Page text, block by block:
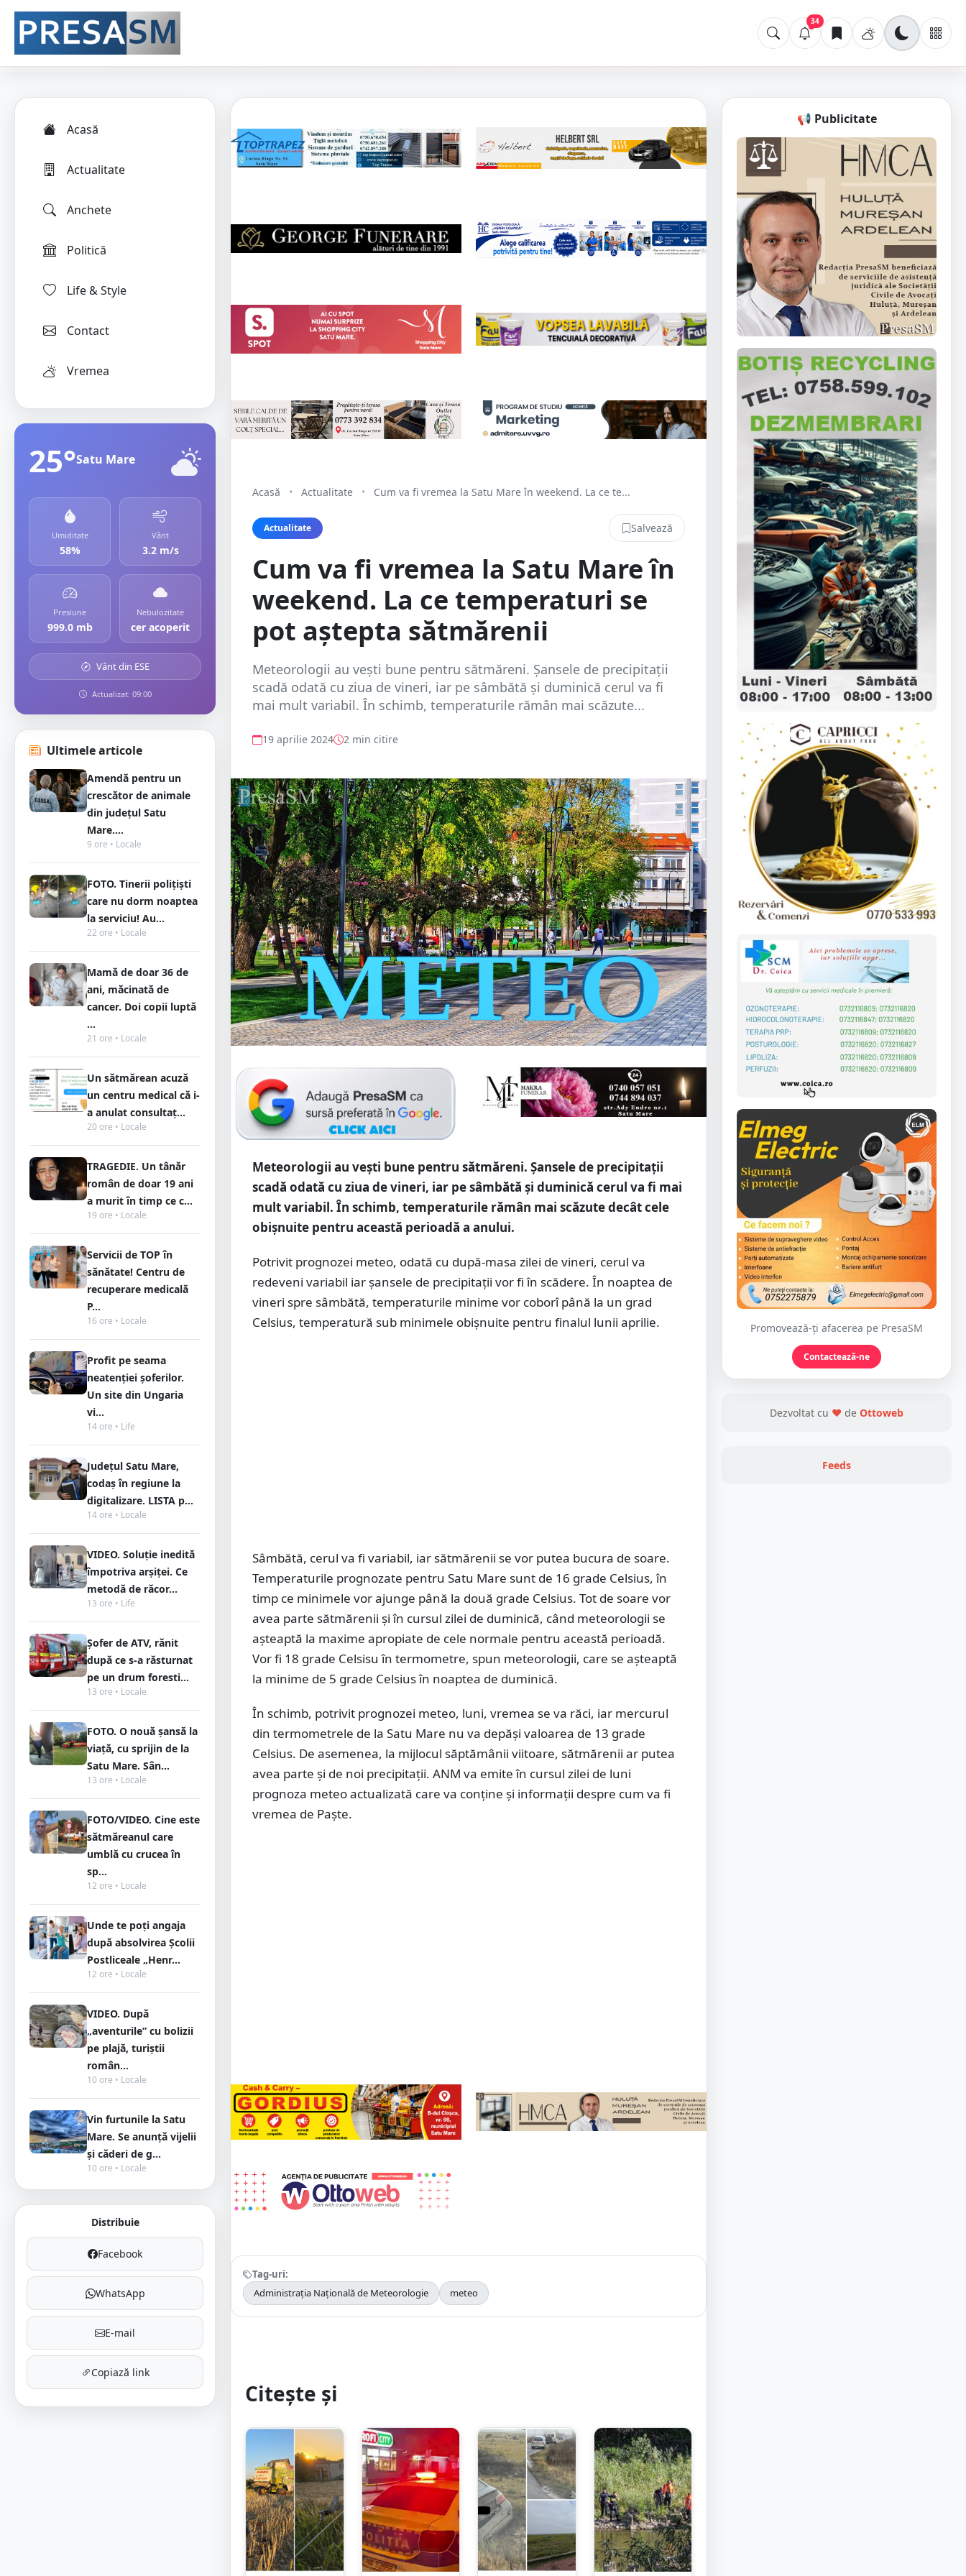
34
Acasă
Actualitate
Anchete
Politică
Life & Style
Contact
Vremea
25°Satu Mare
Umiditate
58%
Vânt
3.2 m/s
Presiune
999.0 mb
Nebulozitate
cer acoperit
Vânt din ESE
Actualizat: 09:00
Ultimele articole
Amendă pentru un
crescător de animale
din județul Satu
Mare....
9 ore • Locale
FOTO. Tinerii polițiști
care nu dorm noaptea
la serviciu! Au...
22 ore • Locale
Mamă de doar 36 de
ani, măcinată de
cancer. Doi copii luptă
...
21 ore • Locale
Un sătmărean acuză
un centru medical că i-
a anulat consultaț...
20 ore • Locale
TRAGEDIE. Un tânăr
român de doar 19 ani
a murit în timp ce c...
19 ore • Locale
Servicii de TOP în
sănătate! Centru de
recuperare medicală
P...
16 ore • Locale
Profit pe seama
neatenției șoferilor.
Un site din Ungaria
vi...
14 ore • Life
Județul Satu Mare,
codaș în regiune la
digitalizare. LISTA p...
14 ore • Locale
VIDEO. Soluție inedită
împotriva arșiței. Ce
metodă de răcor...
13 ore • Life
Șofer de ATV, rănit
după ce s-a răsturnat
pe un drum foresti...
13 ore • Locale
FOTO. O nouă șansă la
viață, cu sprijin de la
Satu Mare. Sân...
13 ore • Locale
FOTO/VIDEO. Cine este
sătmăreanul care
umblă cu crucea în
sp...
12 ore • Locale
Unde te poți angaja
după absolvirea Școlii
Postliceale „Henr...
12 ore • Locale
VIDEO. După
„aventurile” cu bolizii
pe plajă, turiștii
român...
10 ore • Locale
Vin furtunile la Satu
Mare. Se anunță vijelii
și căderi de g...
10 ore • Locale
Distribuie
Facebook
WhatsApp
E-mail
Copiază link
Acasă • Actualitate • Cum va fi vremea la Satu Mare în weekend. La ce te...
Actualitate Salvează
Cum va fi vremea la Satu Mare în
weekend. La ce temperaturi se
pot aștepta sătmărenii
Meteorologii au vești bune pentru sătmăreni. Șansele de precipitații
scadă odată cu ziua de vineri, iar pe sâmbătă și duminică cerul va fi
mai mult variabil. În schimb, temperaturile rămân mai scăzute...
19 aprilie 2024 2 min citire
Meteorologii au vești bune pentru sătmăreni. Șansele de precipitații
scadă odată cu ziua de vineri, iar pe sâmbătă și duminică cerul va fi mai
mult variabil. În schimb, temperaturile rămân mai scăzute decât cele
obișnuite pentru această perioadă a anului.
Potrivit prognozei meteo, odată cu după-masa zilei de vineri, cerul va
redeveni variabil iar șansele de precipitații vor fi în scădere. În noaptea de
vineri spre sâmbătă, temperaturile minime vor coborî până la un grad
Celsius, temperatură sub minimele obișnuite pentru finalul lunii aprilie.
Sâmbătă, cerul va fi variabil, iar sătmărenii se vor putea bucura de soare.
Temperaturile prognozate pentru Satu Mare sunt de 16 grade Celsius, în
timp ce minimele vor ajunge până la două grade Celsius. Tot de soare vor
avea parte sătmărenii și în cursul zilei de duminică, când meteorologii se
așteaptă la maxime apropiate de cele normale pentru această perioadă.
Vor fi 18 grade Celsisu în termometre, spun meteorologii, care se așteaptă
la minime de 5 grade Celsius în noaptea de duminică.
În schimb, potrivit prognozei meteo, luni, vremea se va răci, iar mercurul
din termometrele de la Satu Mare nu va depăși valoarea de 13 grade
Celsius. De asemenea, la mijlocul săptămânii viitoare, sătmărenii ar putea
avea parte și de noi precipitații. ANM va emite în cursul zilei de luni
prognoza meteo actualizată care va conține și informații despre cum va fi
vremea de Paște.
Tag-uri:
Administrația Națională de Meteorologie
meteo
Citește și
📢 Publicitate
Promovează-ți afacerea pe PresaSM
Contactează-ne
Dezvoltat cu ❤ de Ottoweb
Feeds